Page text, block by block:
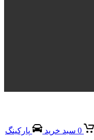
سبد خرید پارکینگ